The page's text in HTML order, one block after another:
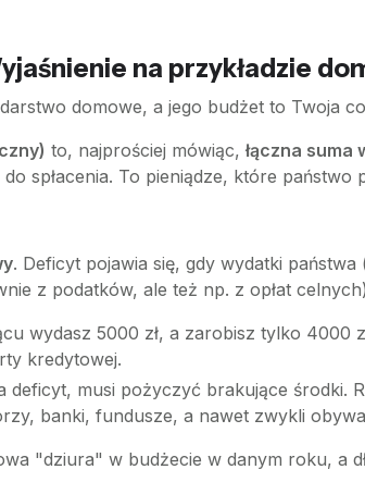
na przykładzie
domowe, a jego budżet to Twoja
to, najprościej mówiąc, łączna
spłacenia. To pieniądze, które państwo
. Deficyt pojawia się, gdy wydatki
z podatków, ale też np. z opłat
wydasz 5000 zł, a zarobisz tylko 4000
kredytowej.
deficyt, musi pożyczyć brakujące środki.
banki, fundusze, a nawet zwykli
"dziura" w budżecie w danym roku, a